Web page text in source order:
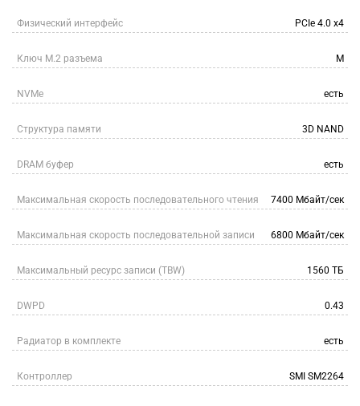
Физический интерфейс PCIe 4.0 x4
Ключ M.2 разъема M
NVMe есть
Структура памяти 3D NAND
DRAM буфер есть
Максимальная скорость последовательного чтения 7400 Мбайт/сек
Максимальная скорость последовательной записи 6800 Мбайт/сек
Максимальный ресурс записи (TBW) 1560 ТБ
DWPD 0.43
Радиатор в комплекте есть
Контроллер SMI SM2264